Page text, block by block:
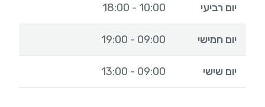
יום רביעי 10:00
-
18:00
יום חמישי 09:00
-
19:00
יום שישי 09:00
-
13:00